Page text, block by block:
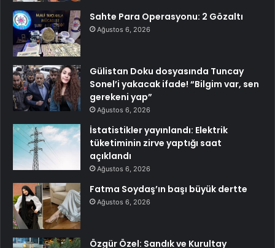
Sahte Para Operasyonu: 2 Gözaltı
Ağustos 6, 2026
Gülistan Doku dosyasında Tuncay
Sonel’i yakacak ifade! “Bilgim var, sen
gerekeni yap”
Ağustos 6, 2026
İstatistikler yayınlandı: Elektrik
tüketiminin zirve yaptığı saat
açıklandı
Ağustos 6, 2026
Fatma Soydaş’ın başı büyük dertte
Ağustos 6, 2026
Özgür Özel: Sandık ve Kurultay